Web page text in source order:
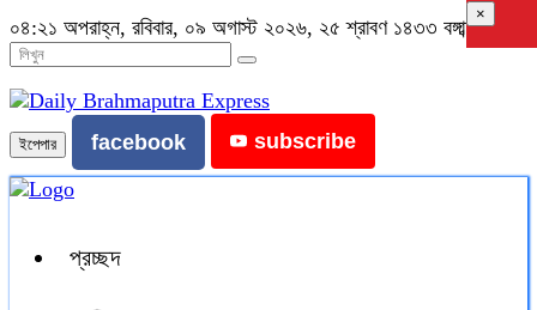
০৪:২১ অপরাহ্ন, রবিবার, ০৯ অগাস্ট ২০২৬, ২৫ শ্রাবণ ১৪৩৩ বঙ্গাব্দ
ইপেপার facebook subscribe
প্রচ্ছদ
×